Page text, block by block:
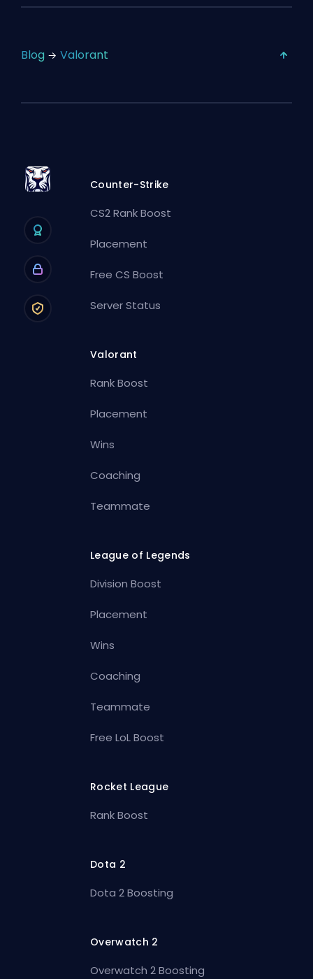
Blog Valorant
Counter-Strike
CS2 Rank Boost
Placement
Free CS Boost
Server Status
Valorant
Rank Boost
Placement
Wins
Coaching
Teammate
League of Legends
Division Boost
Placement
Wins
Coaching
Teammate
Free LoL Boost
Rocket League
Rank Boost
Dota 2
Dota 2 Boosting
Overwatch 2
Overwatch 2 Boosting